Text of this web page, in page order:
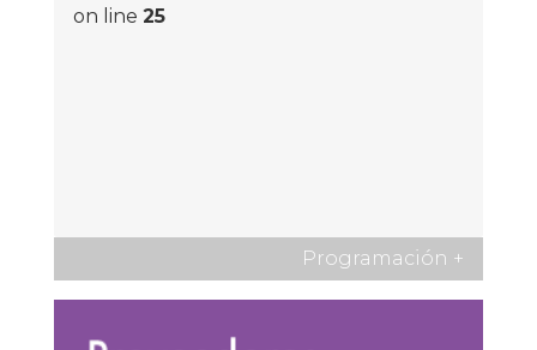
on line 25
Programación +